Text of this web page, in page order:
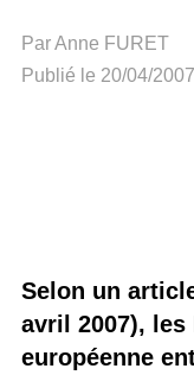
Par Anne FURET
Publié le 20/04/2007
Selon un
avril 2007), les
européenne